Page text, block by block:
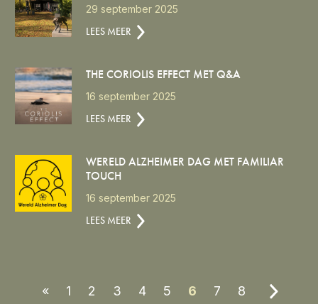
29 september 2025
LEES MEER
THE CORIOLIS EFFECT MET Q&A
16 september 2025
LEES MEER
WERELD ALZHEIMER DAG MET FAMILIAR
TOUCH
16 september 2025
LEES MEER
« 1 2 3 4 5 6 7 8